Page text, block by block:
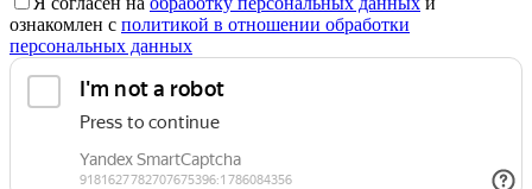
ознакомлен с политикой в отношении обработки
персональных данных